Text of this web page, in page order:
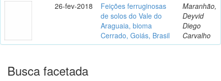
26-fev-2018
Feições ferruginosas
de solos do Vale do
Araguaia, bioma
Cerrado, Goiás, Brasil
Maranhão,
Deyvid
Diego
Carvalho
Busca facetada